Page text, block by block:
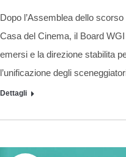
Dopo l’Assemblea dello
Casa del Cinema, il Board
emersi e la direzione stabilita
l’unificazione degli
Dettagli